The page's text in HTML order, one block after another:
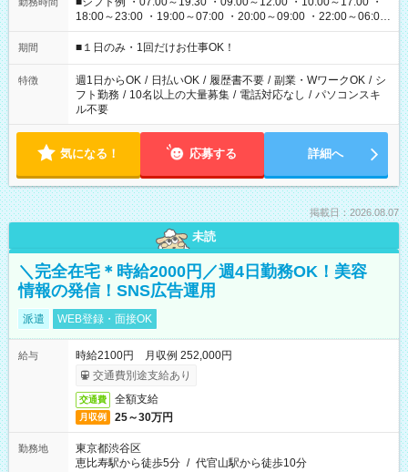
18:00～23:00 ・19:00～07:00 ・20:00～09:00 ・22:00～06:00
etc ★最短で3時間で5,120円のお仕事から 15時間で2万円近く稼
げるお仕事も！ ご希望のお時間に合わせてご紹介！ ※シフトは
ください！
期間 ■１日のみ・1回だけお仕事OK！
特徴 週1日からOK / 日払いOK / 履歴書不要 / 副業・WワークOK / シ
フト勤務 / 10名以上の大量募集 / 電話対応なし / パソコンスキ
ル不要
気になる！ 応募する 詳細へ
掲載日：2026.08.07
未読
＼完全在宅＊時給2000円／週4日勤務OK！美容
情報の発信！SNS広告運用
派遣 WEB登録・面接OK
給与
時給2100円 月収例 252,000円
交通費別途支給あり
交通費 全額支給
月収例 25～30万円
勤務地
東京都渋谷区
恵比寿駅から徒歩5分 / 代官山駅から徒歩10分